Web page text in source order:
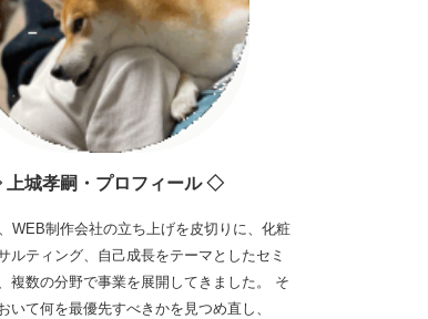
城孝嗣・プロフィール ◇
WEB制作会社の立ち上げを皮切りに、化粧
ルティング、自己成長をテーマとしたセミ
複数の分野で事業を展開してきました。 そ
いて何を最優先すべきかを見つめ直し、